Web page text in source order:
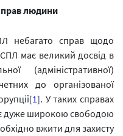
прав людини
небагато справ щодо
має великий досвід в
(адміністративної)
до організованої
[1]. У таких справах
дуже широкою свободою
вжити для захисту